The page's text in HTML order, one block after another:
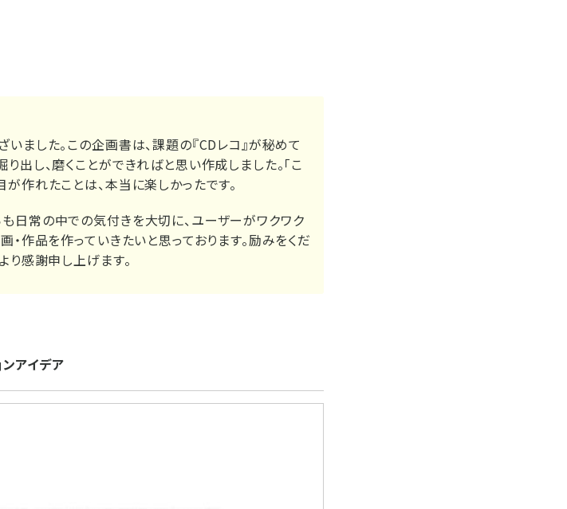
ました。この企画書は、課題の『CDレコ』が秘めて
出し、磨くことができればと思い作成しました。「こ
作れたことは、本当に楽しかったです。
日常の中での気付きを大切に、ユーザーがワクワク
・作品を作っていきたいと思っております。励みをくだ
り感謝申し上げます。
アイデア